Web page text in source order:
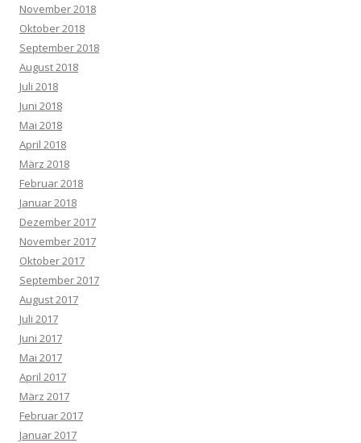
November 2018
Oktober 2018
September 2018
August 2018
Juli 2018
Juni 2018
Mai 2018
April 2018
März 2018
Februar 2018
Januar 2018
Dezember 2017
November 2017
Oktober 2017
September 2017
August 2017
Juli 2017
Juni 2017
Mai 2017
April 2017
März 2017
Februar 2017
Januar 2017